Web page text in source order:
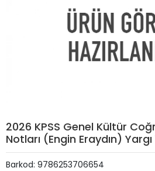
2026 KPSS Genel Kültür
Notları (Engin Eraydın) Yargı
Barkod: 9786253706654